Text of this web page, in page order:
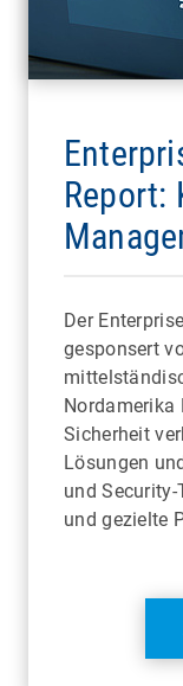
Report:
Der
gesponsert
Nordamerika
Sicherheit
Lösungen
und
und gezielte